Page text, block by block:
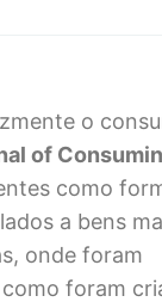
o
of
como
a bens
onde foram
foram